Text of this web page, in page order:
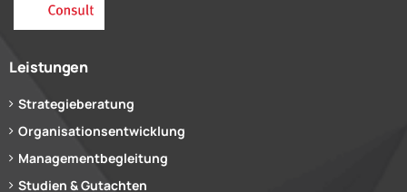
Leistungen
Strategieberatung
Organisationsentwicklung
Managementbegleitung
Studien & Gutachten